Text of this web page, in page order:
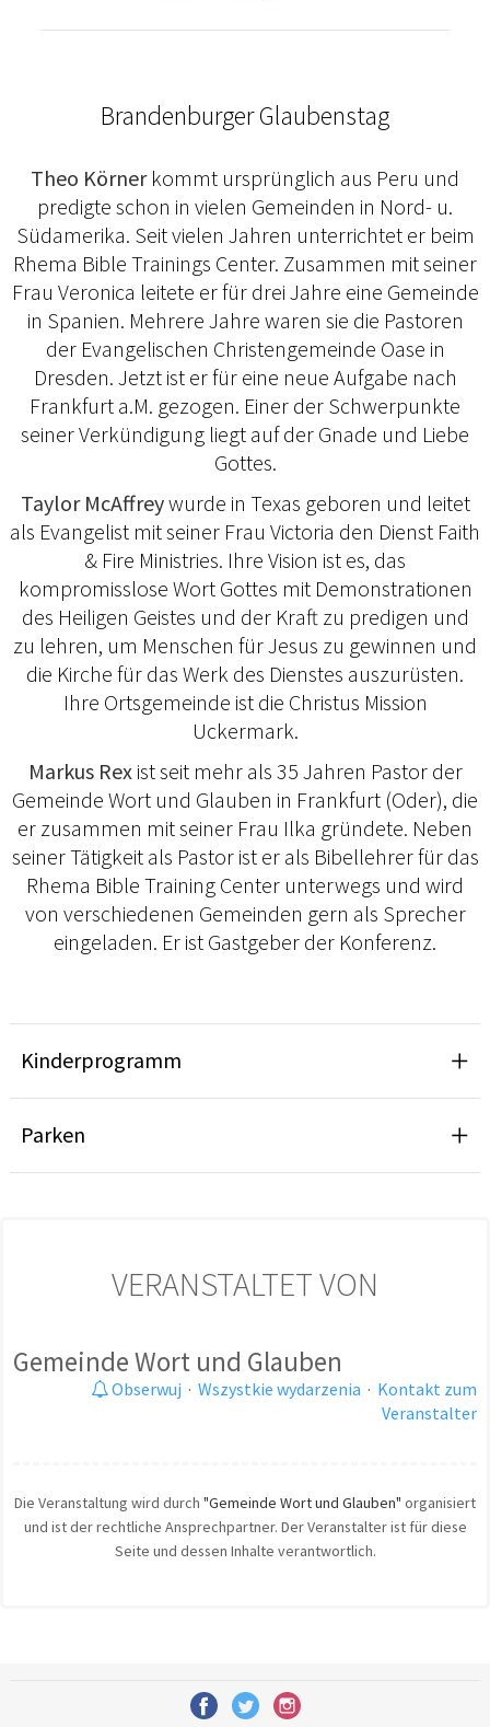
Brandenburger Glaubenstag
Theo Körnerkommt ursprünglich aus Peru und
predigte schon in vielen Gemeinden in Nord- u.
Südamerika. Seit vielen Jahren unterrichtet er beim
Rhema Bible Trainings Center. Zusammen mit seiner
Frau Veronica leitete er für drei Jahre eine Gemeinde
in Spanien. Mehrere Jahre waren sie die Pastoren
der Evangelischen Christengemeinde Oase in
Dresden. Jetzt ist er für eine neue Aufgabe nach
Frankfurt a.M. gezogen. Einer der Schwerpunkte
seiner Verkündigung liegt auf der Gnade und Liebe
Gottes.
Taylor McAffreywurde in Texas geboren und leitet
als Evangelist mit seiner Frau Victoria den Dienst Faith
& Fire Ministries. Ihre Vision ist es, das
kompromisslose Wort Gottes mit Demonstrationen
des Heiligen Geistes und der Kraft zu predigen und
zu lehren, um Menschen für Jesus zu gewinnen und
die Kirche für das Werk des Dienstes auszurüsten.
Ihre Ortsgemeinde ist die Christus Mission
Uckermark.
Markus Rexist seit mehr als 35 Jahren Pastor der
Gemeinde Wort und Glauben in Frankfurt (Oder), die
er zusammen mit seiner Frau Ilka gründete. Neben
seiner Tätigkeit als Pastor ist er als Bibellehrer für das
Rhema Bible Training Center unterwegs und wird
von verschiedenen Gemeinden gern als Sprecher
eingeladen. Er ist Gastgeber der Konferenz.
Kinderprogramm
Parken
VERANSTALTET VON
Gemeinde Wort und Glauben
Obserwuj · Wszystkie wydarzenia · Kontakt zum
Veranstalter
Die Veranstaltung wird durch "Gemeinde Wort und Glauben" organisiert
und ist der rechtliche Ansprechpartner. Der Veranstalter ist für diese
Seite und dessen Inhalte verantwortlich.